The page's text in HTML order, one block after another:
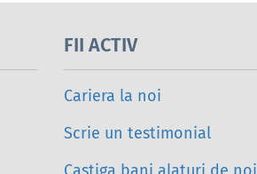
FII ACTIV
Cariera la noi
Scrie un testimonial